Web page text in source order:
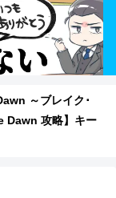
～ブレイク･
Dawn 攻略】キー